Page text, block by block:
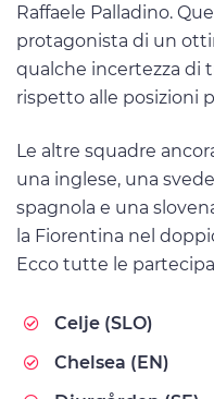
Raffaele Palladino.
protagonista di un
qualche incertezza di
rispetto alle posizioni
Le altre squadre
una inglese, una
spagnola e una
la Fiorentina nel
Ecco tutte le
Celje (SLO)
Chelsea (EN)